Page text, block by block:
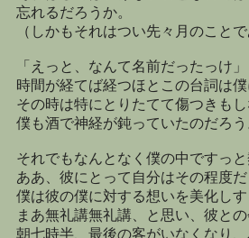
忘れるだろうか。
（しかもそれはつい先々月のことで
「えっと、なんて名前だったっけ」
時間が経てば経つほとこの台詞は僕
その時は特にとりたてて傷つきもし
僕も酒で神経が鈍っていたのだろう
それでもなんとなく僕の中ですっと
ああ、彼にとって自分はその程度
僕は彼の僕に対する想いを美化し
まあ無礼講無礼講、と思い、彼と
朝七時半、最後の客がいなくなり、